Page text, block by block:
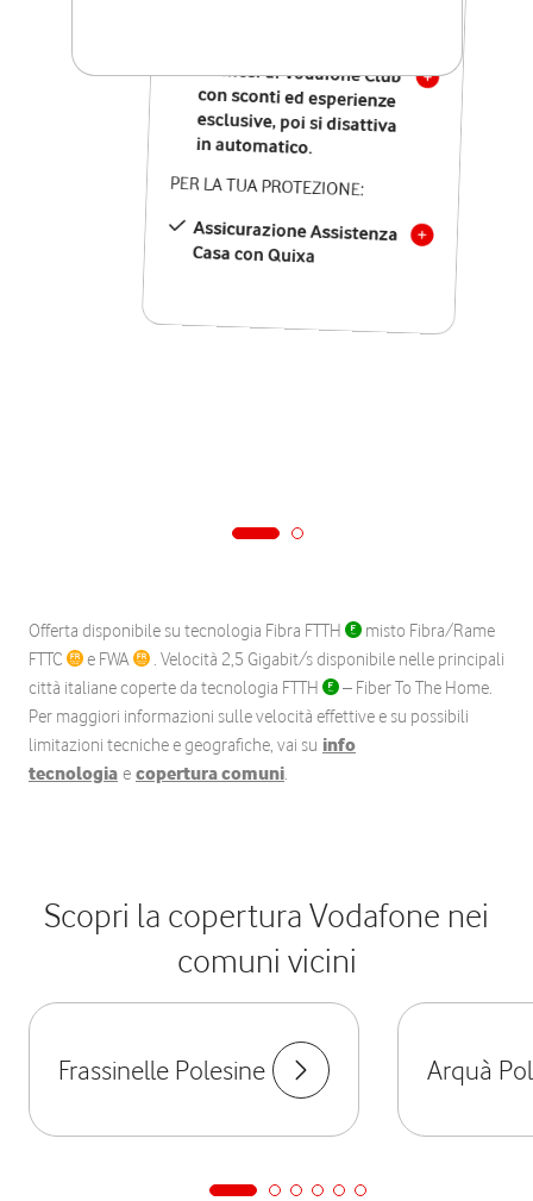
12 mesi di Vodafone Club
con sconti ed esperienze
esclusive, poi si disattiva
in automatico.
PER LA TUA PROTEZIONE:
Assicurazione Assistenza
Casa con Quixa
Offerta disponibile su tecnologia Fibra FTTH
misto Fibra/Rame
FTTC
e FWA
. Velocità 2,5 Gigabit/s disponibile nelle principali
città italiane coperte da tecnologia FTTH
– Fiber To The Home.
Per maggiori informazioni sulle velocità effettive e su possibili
limitazioni tecniche e geografiche, vai su info
tecnologia e copertura comuni.
Scopri la copertura Vodafone nei
comuni vicini
Frassinelle Polesine Arquà